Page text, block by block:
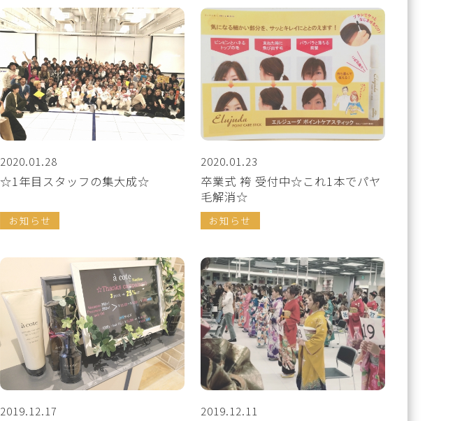
2020.01.28
☆1年目スタッフの集大成☆
お知らせ
2020.01.23
卒業式 袴 受付中☆これ1本でパヤ
毛解消☆
お知らせ
2019.12.17 2019.12.11